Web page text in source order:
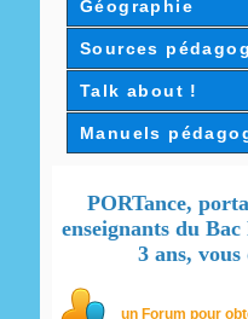
Géographie
Sources
Talk about !
Manuels
PORTance,
enseignants du
3 ans,
un Forum pour